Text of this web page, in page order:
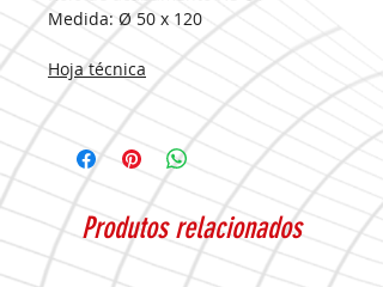
Medida: Ø 50 x 120
Hoja técnica
Produtos relacionados